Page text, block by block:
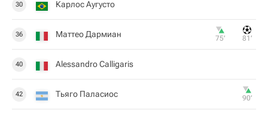
30 Карлос Аугусто
36 Маттео Дармиан 75‎’‎ 81‎’‎
40 Alessandro Calligaris
42 Тьяго Паласиос 90‎’‎